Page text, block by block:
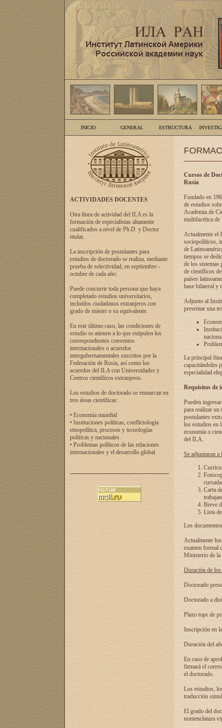
INICIO GENERAL ESTRUCTURA
ACTIVIDADES DOCENTES
Otra línea de actividad del ILA es la
formación de especialistas altamente
cualificados a nivel de Ph.D. y Doctor
titular.
La inscripción de postulantes para
estudios de doctorado se realiza, mediante
prueba de selectividad, en septiembre -
octubre de cada año.
Puede concurrir toda persona que haya
completado estudios universitarios,
incluidos ciudadanos extranjeros con
grado de máster o su equivalente.
En este último caso, las condiciones de
estudio se atienen a lo que estipulen los
correspondientes convenios
internacionales o acuerdos
intergubernamentales suscritos por la
Federación de Rusia, así como los
acuerdos del ILA con Universidades y
Centros científicos extranjeros.
Los estudios de doctorado se enmarcan en
tres áreas científicas:
• Economía mundial
• Instituciones políticas, conflictología
etnopolítica, procesos y tecnologías
políticas y nacionales.
• Problemas políticos de las relaciones
internacionales y el desarrollo global
Cursos de
Rusia
Fundado en
de estudios
Academia de
multifacética de
Actualmente el
sociopolíticos,
de
tiempos se
de los sistemas
de científicos
países
base bilateral y
Adjunto al
presentar una
La principal
capacitándoles
especialidad
Requisitos de
Pueden
para realizar un
postulantes
los estudios en
economía o
del ILA.
Se adjuntaran a
Carta
Breve
Lista
Los
Actualmente
examen formal
Ministerio de la
Duración de
Doctorado
Doctorado a
Plazo tope de
Inscripción en
Duración del
En caso de
firmará el
el doctorado.
Los estudios,
traducción
El grado del
nomenclatura